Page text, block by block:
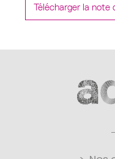
Télécharger la note